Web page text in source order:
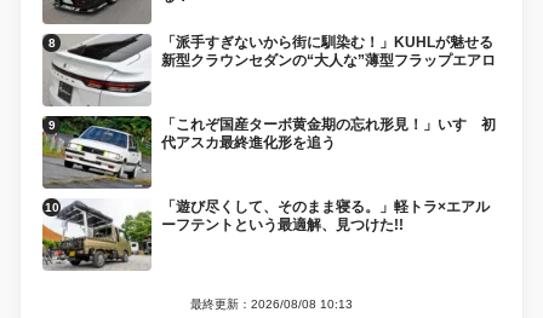
「派手すぎないから街に馴染む！」KUHLが魅せる
新型クラウンセダンの“大人な”薄型フラップエアロ
「これぞ国産ターボ黄金期の忘れ形見！」いすゞ初
代アスカ最終進化形を追う
「遊び尽くして、そのまま寝る。」軽トラ×エアル
ーフテントという最適解、見つけた!!
最終更新：2026/08/08 10:13